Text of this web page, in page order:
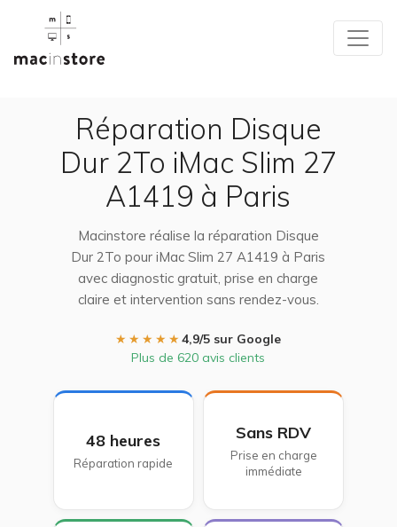
Réparation Disque
Dur 2To iMac Slim 27
A1419 à Paris
Macinstore réalise la réparation Disque
Dur 2To pour iMac Slim 27 A1419 à Paris
avec diagnostic gratuit, prise en charge
claire et intervention sans rendez-vous.
★★★★★4,9/5 sur Google
Plus de 620 avis clients
48 heures
Réparation rapide
Sans RDV
Prise en charge
immédiate